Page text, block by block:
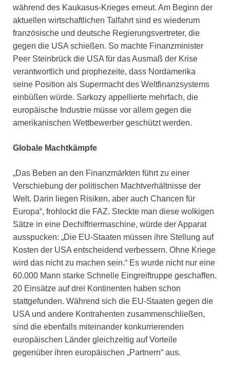
während des Kaukasus-Krieges erneut. Am Beginn der
aktuellen wirtschaftlichen Talfahrt sind es wiederum
französische und deutsche Regierungsvertreter, die
gegen die USA schießen. So machte Finanzminister
Peer Steinbrück die USA für das Ausmaß der Krise
verantwortlich und prophezeite, dass Nordamerika
seine Position als Supermacht des Weltfinanzsystems
einbüßen würde. Sarkozy appellierte mehrfach, die
europäische Industrie müsse vor allem gegen die
amerikanischen Wettbewerber geschützt werden.
Globale Machtkämpfe
„Das Beben an den Finanzmärkten führt zu einer
Verschiebung der politischen Machtverhältnisse der
Welt. Darin liegen Risiken, aber auch Chancen für
Europa“, frohlockt die FAZ. Steckte man diese wolkigen
Sätze in eine Dechiffriermaschine, würde der Apparat
ausspucken: „Die EU-Staaten müssen ihre Stellung auf
Kosten der USA entscheidend verbessern. Ohne Kriege
wird das nicht zu machen sein.“ Es wurde nicht nur eine
60.000 Mann starke Schnelle Eingreiftruppe geschaffen.
20 Einsätze auf drei Kontinenten haben schon
stattgefunden. Während sich die EU-Staaten gegen die
USA und andere Kontrahenten zusammenschließen,
sind die ebenfalls miteinander konkurrierenden
europäischen Länder gleichzeitig auf Vorteile
gegenüber ihren europäischen „Partnern“ aus.